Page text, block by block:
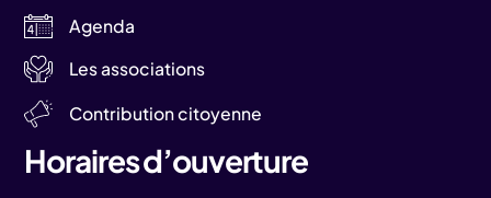
Agenda
Les associations
Contribution citoyenne
Horaires d’ouverture